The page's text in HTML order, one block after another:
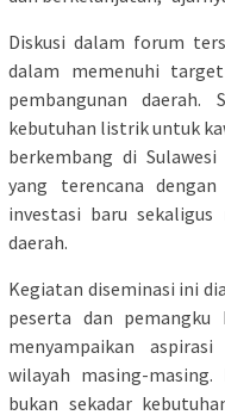
Diskusi dalam forum
dalam memenuhi
pembangunan daerah.
kebutuhan listrik untuk
berkembang di
yang terencana
investasi baru
daerah.
Kegiatan diseminasi ini
peserta dan pemangku
menyampaikan
wilayah masing-
bukan sekadar